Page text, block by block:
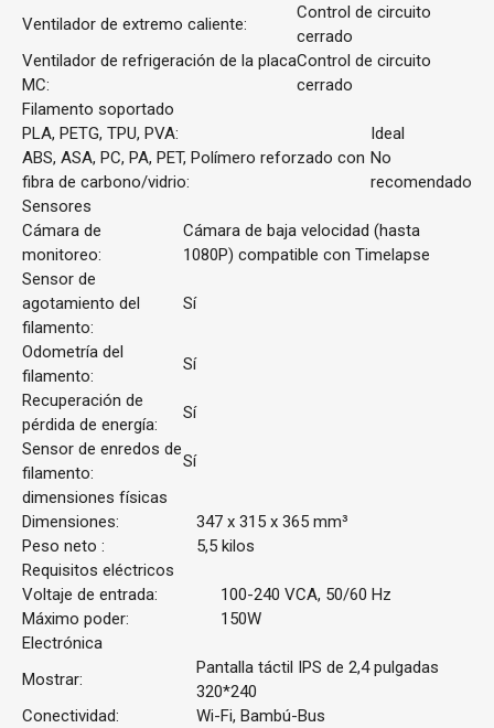
Ventilador de extremo caliente:
Control de circuito
cerrado
Ventilador de refrigeración de la placa
MC:
Control de circuito
cerrado
Filamento soportado
PLA, PETG, TPU, PVA:
Ideal
ABS, ASA, PC, PA, PET, Polímero reforzado con
fibra de carbono/vidrio:
No
recomendado
Sensores
Cámara de
monitoreo:
Cámara de baja velocidad (hasta
1080P) compatible con Timelapse
Sensor de
agotamiento del
filamento:
Sí
Odometría del
filamento:
Sí
Recuperación de
pérdida de energía:
Sí
Sensor de enredos de
filamento:
Sí
dimensiones físicas
Dimensiones:
347 x 315 x 365 mm³
Peso neto :
5,5 kilos
Requisitos eléctricos
Voltaje de entrada:
100-240 VCA, 50/60 Hz
Máximo poder:
150W
Electrónica
Mostrar:
Pantalla táctil IPS de 2,4 pulgadas
320*240
Conectividad:
Wi-Fi, Bambú-Bus